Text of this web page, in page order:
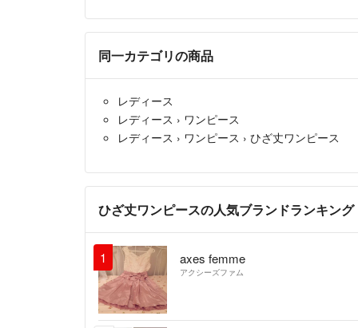
同一カテゴリの商品
レディース
レディース › ワンピース
レディース › ワンピース › ひざ丈ワンピース
ひざ丈ワンピースの人気ブランドランキング
1 axes femme
アクシーズファム